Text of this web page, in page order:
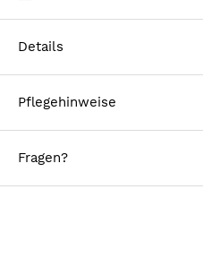
Details
Pflegehinweise
Fragen?